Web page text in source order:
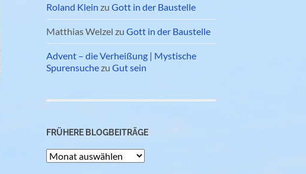
Roland Klein zu Gott in der Baustelle
Matthias Welzel zu Gott in der Baustelle
Advent – die Verheißung | Mystische
Spurensuchezu Gut sein
FRÜHERE BLOGBEITRÄGE
Frühere